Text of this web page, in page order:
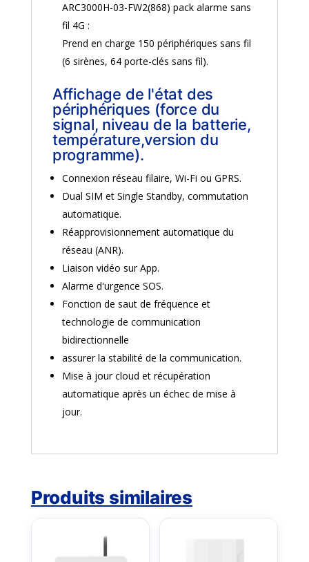
ARC3000H-03-FW2(868) pack alarme sans
fil 4G :
Prend en charge 150 périphériques sans fil
(6 sirènes, 64 porte-clés sans fil).
Affichage de l'état des
périphériques (force du
signal, niveau de la batterie,
température,version du
programme).
Connexion réseau filaire, Wi-Fi ou GPRS.
Dual SIM et Single Standby, commutation
automatique.
Réapprovisionnement automatique du
réseau (ANR).
Liaison vidéo sur App.
Alarme d'urgence SOS.
Fonction de saut de fréquence et
technologie de communication
bidirectionnelle
assurer la stabilité de la communication.
Mise à jour cloud et récupération
automatique après un échec de mise à
jour.
Produits similaires